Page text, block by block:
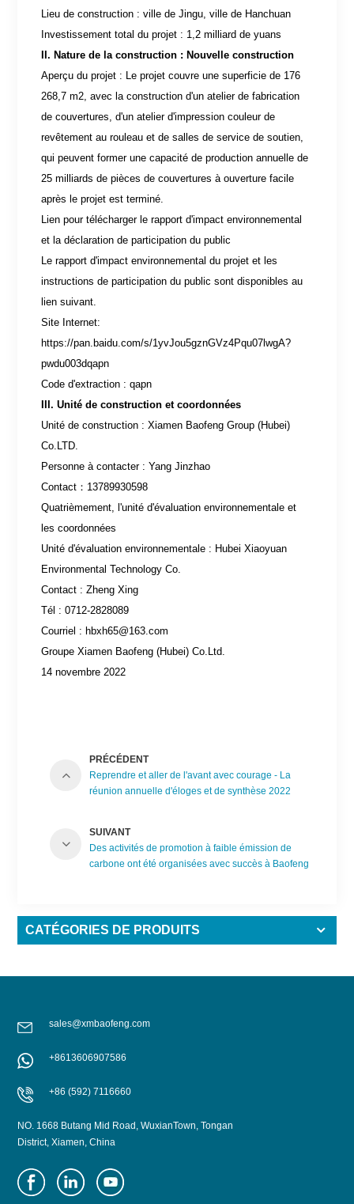
Lieu de construction : ville de Jingu, ville de Hanchuan
Investissement total du projet : 1,2 milliard de yuans
II. Nature de la construction : Nouvelle construction
Aperçu du projet : Le projet couvre une superficie de 176
268,7 m2, avec la construction d'un atelier de fabrication
de couvertures, d'un atelier d'impression couleur de
revêtement au rouleau et de salles de service de soutien,
qui peuvent former une capacité de production annuelle de
25 milliards de pièces de couvertures à ouverture facile
après le projet est terminé.
Lien pour télécharger le rapport d'impact environnemental
et la déclaration de participation du public
Le rapport d'impact environnemental du projet et les
instructions de participation du public sont disponibles au
lien suivant.
Site Internet:
https://pan.baidu.com/s/1yvJou5gznGVz4Pqu07lwgA?
pwdu003dqapn
Code d'extraction : qapn
III. Unité de construction et coordonnées
Unité de construction : Xiamen Baofeng Group (Hubei)
Co.LTD.
Personne à contacter : Yang Jinzhao
Contact ： 13789930598
Quatrièmement, l'unité d'évaluation environnementale et
les coordonnées
Unité d'évaluation environnementale : Hubei Xiaoyuan
Environmental Technology Co.
Contact : Zheng Xing
Tél : 0712-2828089
Courriel : hbxh65@163.com
Groupe Xiamen Baofeng (Hubei) Co.Ltd.
14 novembre 2022
PRÉCÉDENT
Reprendre et aller de l'avant avec courage - La
réunion annuelle d'éloges et de synthèse 2022
SUIVANT
Des activités de promotion à faible émission de
carbone ont été organisées avec succès à Baofeng
CATÉGORIES DE PRODUITS
sales@xmbaofeng.com
+8613606907586
+86 (592) 7116660
NO. 1668 Butang Mid Road, WuxianTown, Tongan
District, Xiamen, China